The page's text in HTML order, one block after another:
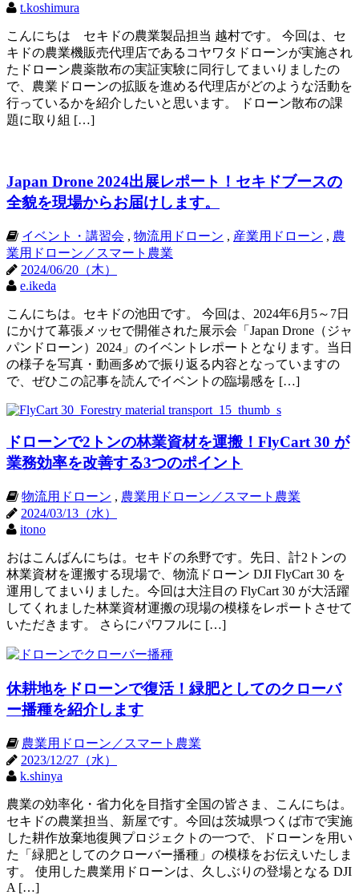
t.koshimura
こんにちは セキドの農業製品担当 越村です。 今回は、セ
キドの農業機販売代理店であるコヤワタドローンが実施され
たドローン農薬散布の実証実験に同行してまいりましたの
で、農業ドローンの拡販を進める代理店がどのような活動を
行っているかを紹介したいと思います。 ドローン散布の課
題に取り組 […]
Japan Drone 2024出展レポート！セキドブースの
全貌を現場からお届けします。
イベント・講習会 , 物流用ドローン , 産業用ドローン , 農
業用ドローン／スマート農業
2024/06/20（木）
e.ikeda
こんにちは。セキドの池田です。 今回は、2024年6月5～7日
にかけて幕張メッセで開催された展示会「Japan Drone（ジャ
パンドローン）2024」のイベントレポートとなります。当日
の様子を写真・動画多めで振り返る内容となっていますの
で、ぜひこの記事を読んでイベントの臨場感を […]
ドローンで2トンの林業資材を運搬！FlyCart 30 が
業務効率を改善する3つのポイント
物流用ドローン , 農業用ドローン／スマート農業
2024/03/13（水）
itono
おはこんばんにちは。セキドの糸野です。先日、計2トンの
林業資材を運搬する現場で、物流ドローン DJI FlyCart 30 を
運用してまいりました。今回は大注目の FlyCart 30 が大活躍
してくれました林業資材運搬の現場の模様をレポートさせて
いただきます。 さらにパワフルに […]
休耕地をドローンで復活！緑肥としてのクローバ
ー播種を紹介します
農業用ドローン／スマート農業
2023/12/27（水）
k.shinya
農業の効率化・省力化を目指す全国の皆さま、こんにちは。
セキドの農業担当、新屋です。今回は茨城県つくば市で実施
した耕作放棄地復興プロジェクトの一つで、ドローンを用い
た「緑肥としてのクローバー播種」の模様をお伝えいたしま
す。 使用した農業用ドローンは、久しぶりの登場となる DJI
A […]